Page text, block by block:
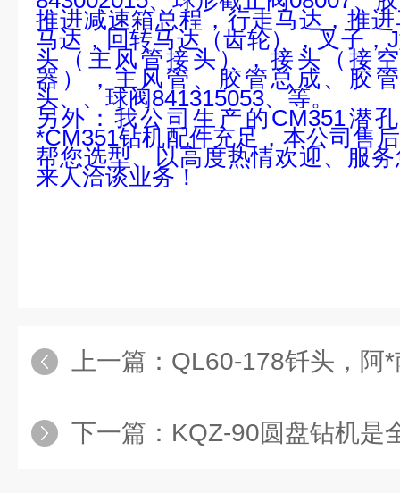
推进减速箱总程，行走马达，推
马达，回转马达（齿轮），叉子，J
头（主风管接头），接头（接
器），主风管、胶管总成、胶
头、、球阀841315053、等。
另外：我公司生产的 CM351潜
*CM351钻机配件充足，本公司售
帮您选型、以高度热情欢迎、服
来人洽谈业务！
上一篇： QL60-178钎头，阿
下一篇： KQZ-90圆盘钻机是全气